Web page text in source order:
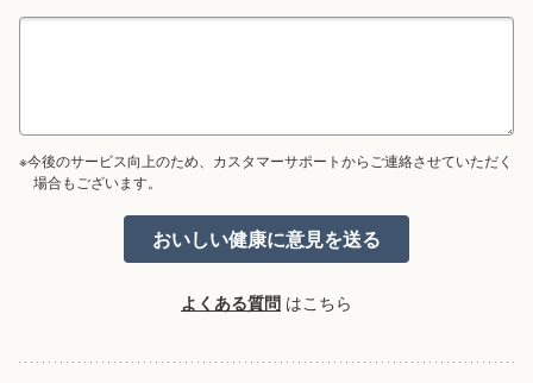
※今後のサービス向上のため、カスタマーサポートからご連絡させていただく
場合もございます。
よくある質問 はこちら